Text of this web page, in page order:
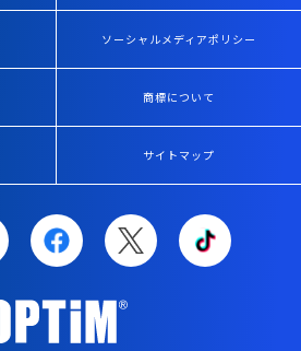
ソーシャルメディアポリシー
商標について
サイトマップ